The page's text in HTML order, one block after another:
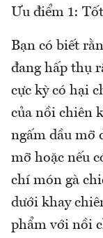
Ưu điểm 1:
Bạn có biết
đang hấp thụ
cực kỳ có hại
của nồi chiên
ngấm dầu mỡ
mỡ hoặc nếu
chí món gà
dưới khay
phẩm với nồi